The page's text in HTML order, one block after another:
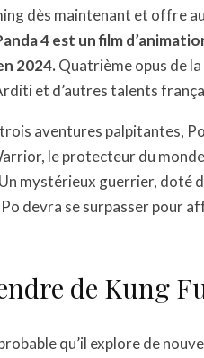
dès maintenant et offre
4 est un film
2024.Quatrième opus de
et d’autres talents
aventures palpitantes,
le protecteur du
mystérieux guerrier, doté
devra se surpasser pour
de Kung
qu’il explore de